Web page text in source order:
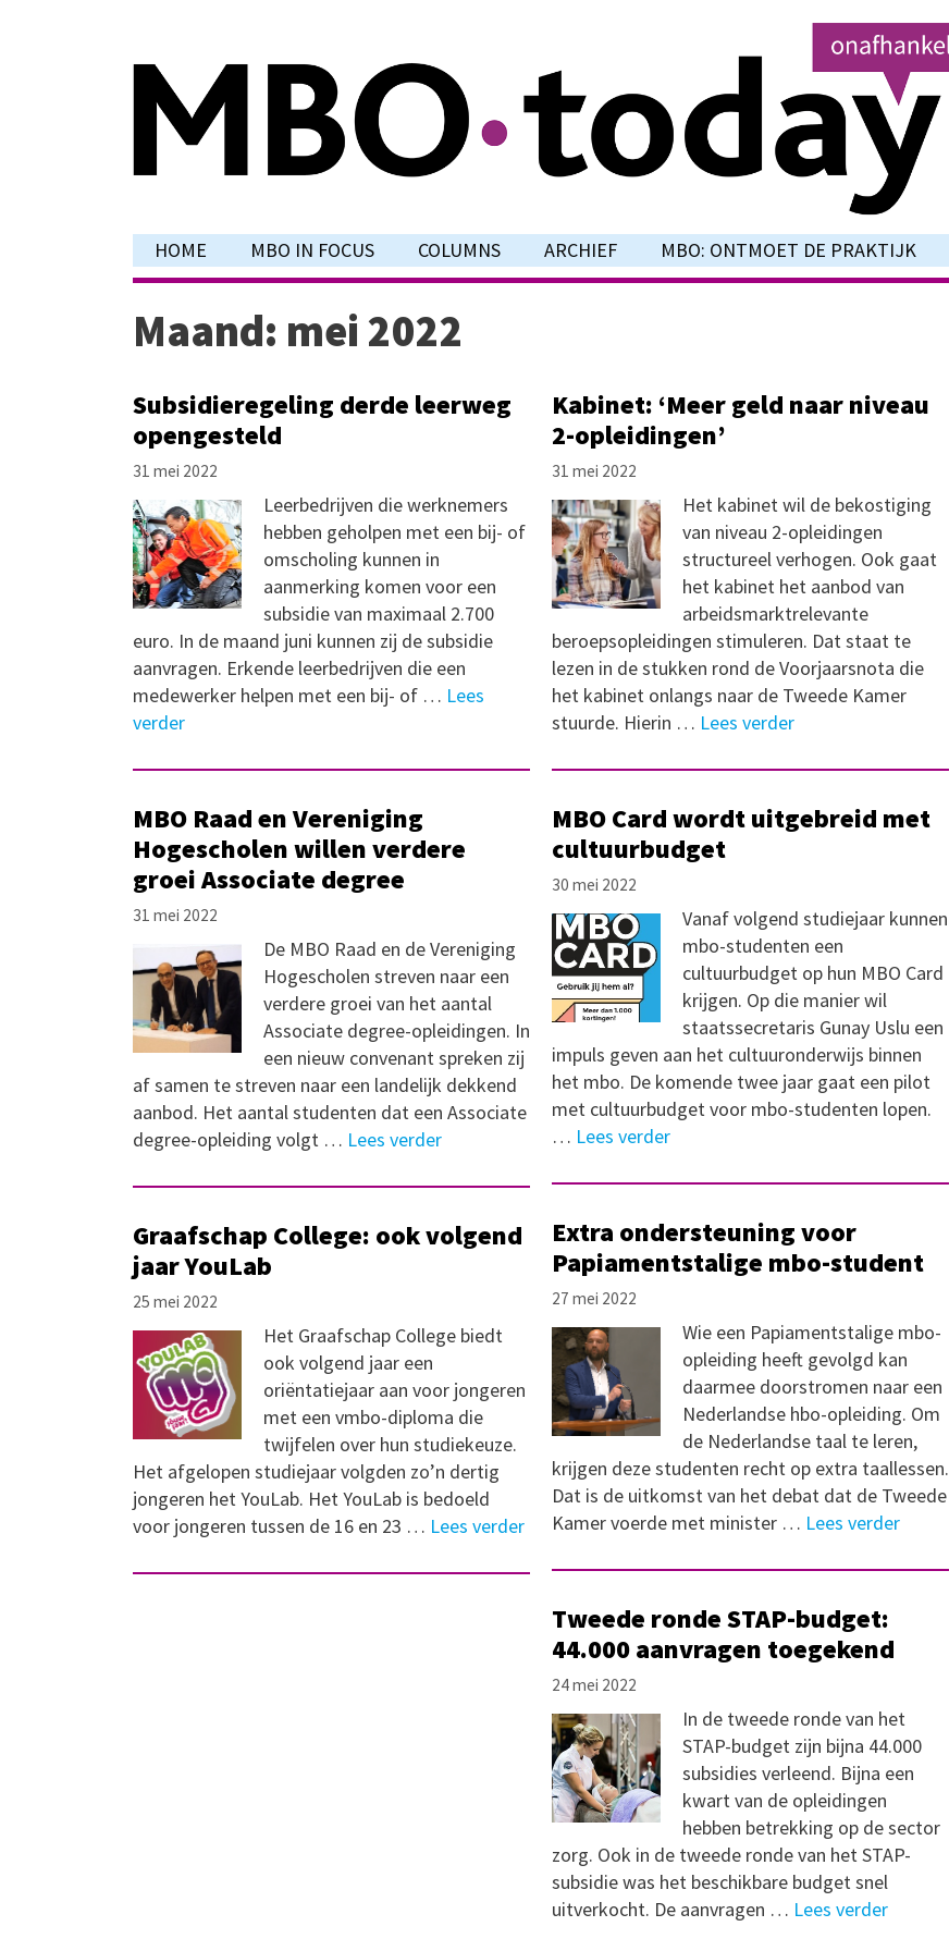
HOME MBO IN FOCUS COLUMNS ARCHIEF MBO: ONTMOET DE PRAKTIJK
Maand: mei 2022
Subsidieregeling derde leerweg
opengesteld
31 mei 2022
Leerbedrijven die werknemers
hebben geholpen met een bij- of
omscholing kunnen in
aanmerking komen voor een
subsidie van maximaal 2.700
euro. In de maand juni kunnen zij de subsidie
aanvragen. Erkende leerbedrijven die een
medewerker helpen met een bij- of … Lees
verder
Kabinet: ‘Meer geld naar niveau
2-opleidingen’
31 mei 2022
Het kabinet wil de bekostiging
van niveau 2-opleidingen
structureel verhogen. Ook gaat
het kabinet het aanbod van
arbeidsmarktrelevante
beroepsopleidingen stimuleren. Dat staat te
lezen in de stukken rond de Voorjaarsnota die
het kabinet onlangs naar de Tweede Kamer
stuurde. Hierin … Lees verder
MBO Raad en Vereniging
Hogescholen willen verdere
groei Associate degree
31 mei 2022
De MBO Raad en de Vereniging
Hogescholen streven naar een
verdere groei van het aantal
Associate degree-opleidingen. In
een nieuw convenant spreken zij
af samen te streven naar een landelijk dekkend
aanbod. Het aantal studenten dat een Associate
degree-opleiding volgt … Lees verder
MBO Card wordt uitgebreid met
cultuurbudget
30 mei 2022
Vanaf volgend studiejaar kunnen
mbo-studenten een
cultuurbudget op hun MBO Card
krijgen. Op die manier wil
staatssecretaris Gunay Uslu een
impuls geven aan het cultuuronderwijs binnen
het mbo. De komende twee jaar gaat een pilot
met cultuurbudget voor mbo-studenten lopen.
… Lees verder
Extra ondersteuning voor
Papiamentstalige mbo-student
27 mei 2022
Wie een Papiamentstalige mbo-
opleiding heeft gevolgd kan
daarmee doorstromen naar een
Nederlandse hbo-opleiding. Om
de Nederlandse taal te leren,
krijgen deze studenten recht op extra taallessen.
Dat is de uitkomst van het debat dat de Tweede
Kamer voerde met minister … Lees verder
Graafschap College: ook volgend
jaar YouLab
25 mei 2022
Het Graafschap College biedt
ook volgend jaar een
oriëntatiejaar aan voor jongeren
met een vmbo-diploma die
twijfelen over hun studiekeuze.
Het afgelopen studiejaar volgden zo’n dertig
jongeren het YouLab. Het YouLab is bedoeld
voor jongeren tussen de 16 en 23 … Lees verder
Tweede ronde STAP-budget:
44.000 aanvragen toegekend
24 mei 2022
In de tweede ronde van het
STAP-budget zijn bijna 44.000
subsidies verleend. Bijna een
kwart van de opleidingen
hebben betrekking op de sector
zorg. Ook in de tweede ronde van het STAP-
subsidie was het beschikbare budget snel
uitverkocht. De aanvragen … Lees verder